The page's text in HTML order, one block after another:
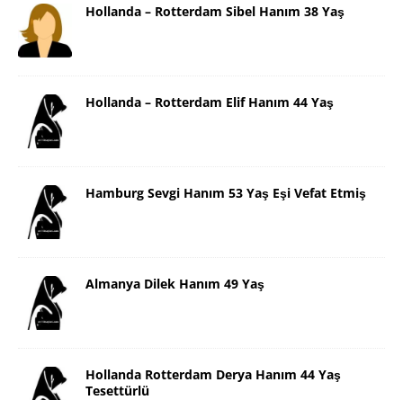
Hollanda – Rotterdam Sibel Hanım 38 Yaş
Hollanda – Rotterdam Elif Hanım 44 Yaş
Hamburg Sevgi Hanım 53 Yaş Eşi Vefat Etmiş
Almanya Dilek Hanım 49 Yaş
Hollanda Rotterdam Derya Hanım 44 Yaş
Tesettürlü